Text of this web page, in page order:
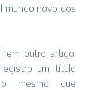
mundo novo dos
em outro artigo.
um título
o mesmo que